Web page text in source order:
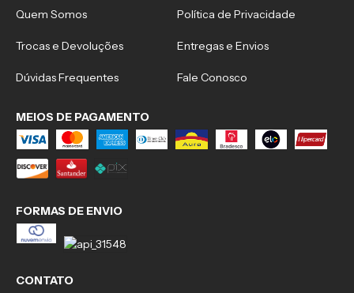
Quem Somos
Política de Privacidade
Trocas e Devoluções Entregas e Envios
Dúvidas Frequentes Fale Conosco
MEIOS DE PAGAMENTO
FORMAS DE ENVIO
CONTATO